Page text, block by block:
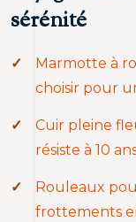
sérénité
Marmotte à
choisir pour
Cuir pleine
résiste à 10
Rouleaux
frottements